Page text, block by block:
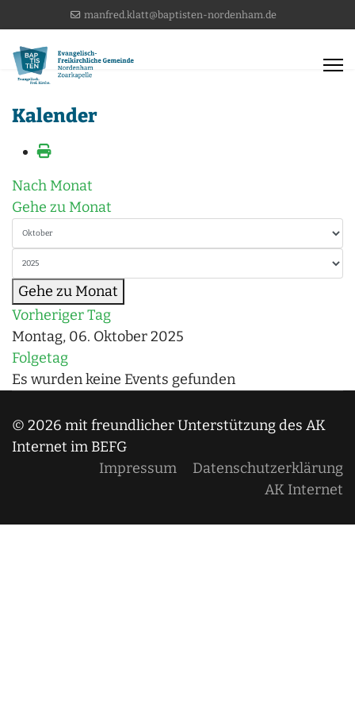
manfred.klatt@baptisten-nordenham.de
Kalender
Nach Monat
Gehe zu Monat
Gehe zu Monat
Vorheriger Tag
Montag, 06. Oktober 2025
Folgetag
Es wurden keine Events gefunden
© 2026 mit freundlicher Unterstützung des AK
Internet im BEFG
Impressum
Datenschutzerklärung
AK Internet